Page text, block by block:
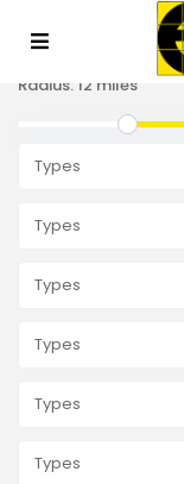
Radius: 12 miles
Types
Types
Types
Types
Types
Types